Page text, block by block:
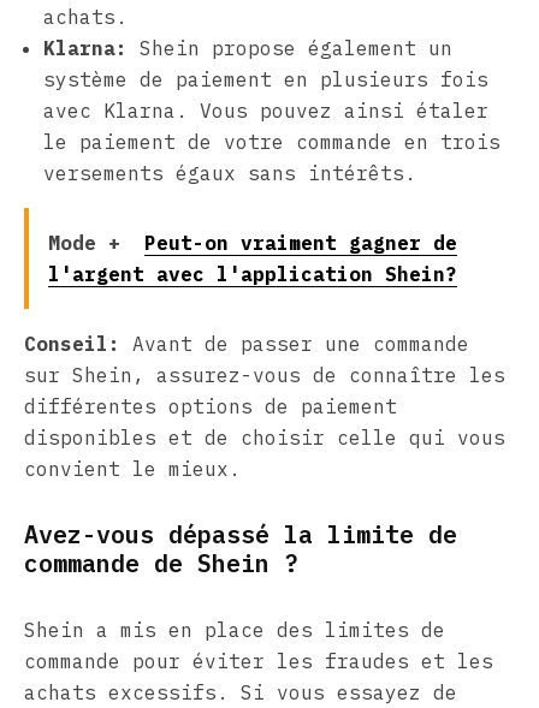
achats.
Klarna:
Shein propose également un
système de paiement en plusieurs fois
avec Klarna. Vous pouvez ainsi étaler
le paiement de votre commande en trois
versements égaux sans intérêts.
Mode +
Peut-on vraiment gagner de
l'argent avec l'application Shein?
Conseil:
Avant de passer une commande
sur Shein, assurez-vous de connaître les
différentes options de paiement
disponibles et de choisir celle qui vous
convient le mieux.
Avez-vous dépassé la limite de
commande de Shein ?
Shein a mis en place des limites de
commande pour éviter les fraudes et les
achats excessifs. Si vous essayez de